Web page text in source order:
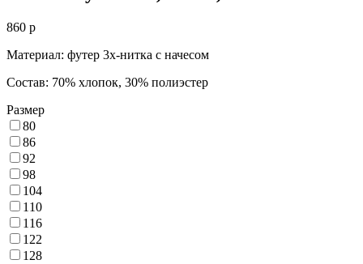
860 p
Материал: футер 3х-нитка с начесом
Состав: 70% хлопок, 30% полиэстер
Размер
80
86
92
98
104
110
116
122
128